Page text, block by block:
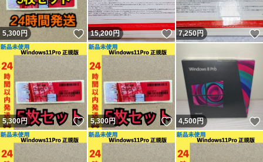
5,300円 いいね！
15,200円 いいね！
7,250円
5,300円 いいね！
5,300円 いいね！
4,500円